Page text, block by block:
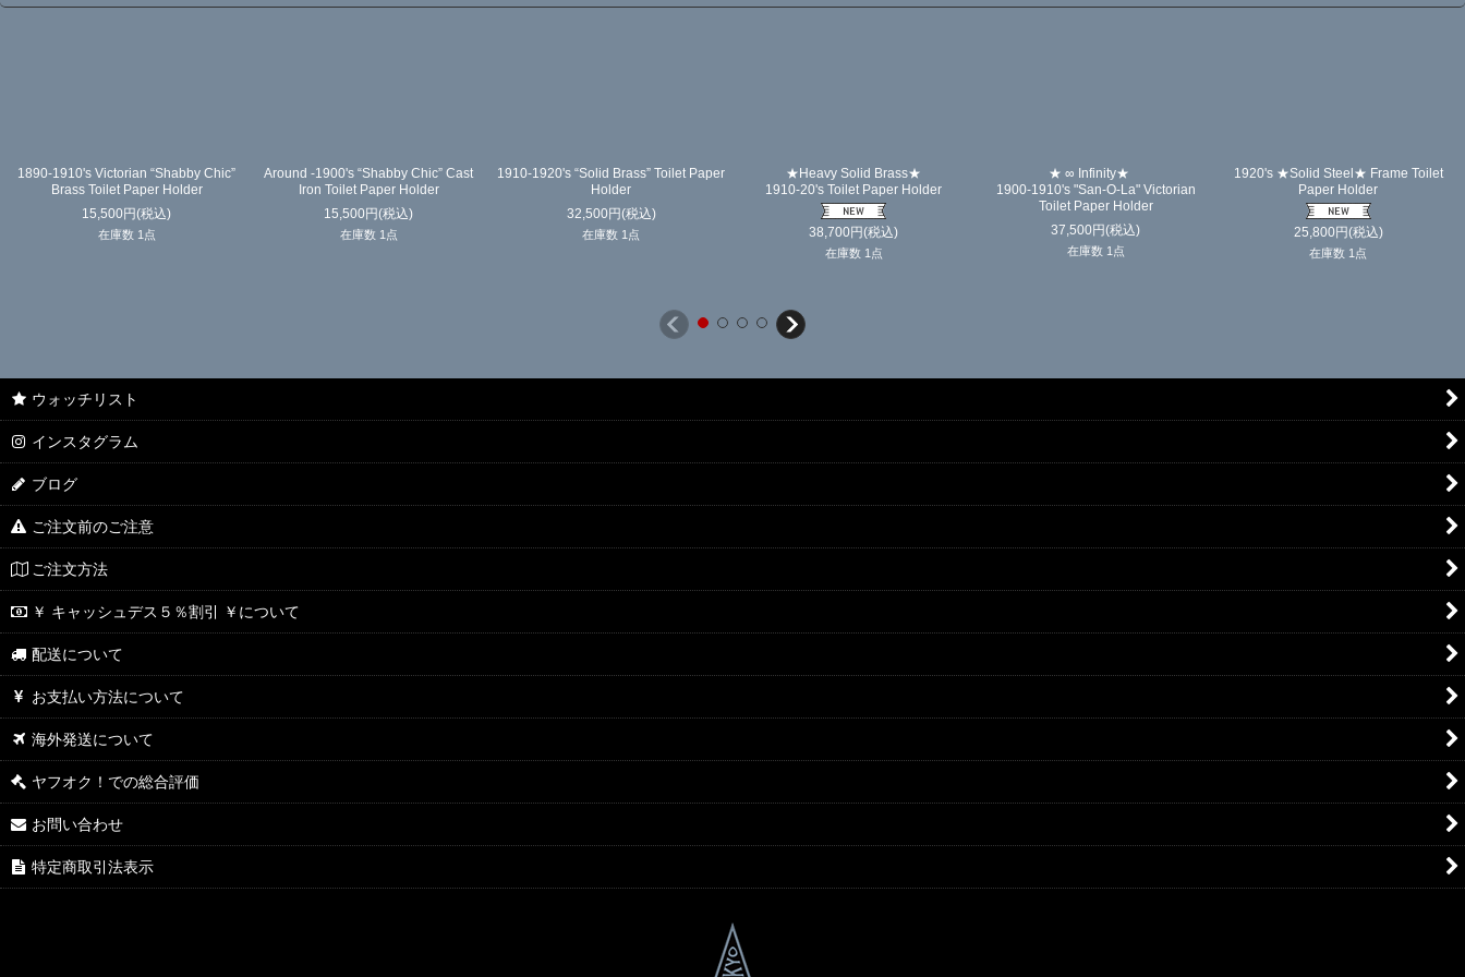
1890-1910's Victorian “Shabby Chic”
Brass Toilet Paper Holder
15,500円(税込)
在庫数 1点
Around -1900's “Shabby Chic” Cast
Iron Toilet Paper Holder
15,500円(税込)
在庫数 1点
1910-1920's “Solid Brass” Toilet Paper
Holder
32,500円(税込)
在庫数 1点
★Heavy Solid Brass★
1910-20's Toilet Paper Holder
38,700円(税込)
在庫数 1点
★ ∞ Infinity★
1900-1910's "San-O-La" Victorian
Toilet Paper Holder
37,500円(税込)
在庫数 1点
1920's ★Solid Steel★ Frame Toilet
Paper Holder
25,800円(税込)
在庫数 1点
ウォッチリスト
インスタグラム
ブログ
ご注文前のご注意
ご注文方法
￥ キャッシュデス５％割引 ￥について
配送について
お支払い方法について
海外発送について
ヤフオク！での総合評価
お問い合わせ
特定商取引法表示